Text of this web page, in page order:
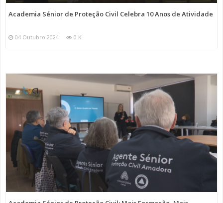
Academia Sénior de Proteção Civil Celebra 10 Anos de Atividade
04 Outubro 2024 0 K